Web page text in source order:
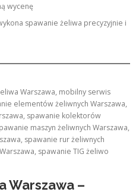
wycenę
spawanie żeliwa precyzyjnie i
Warszawa, mobilny serwis
elementów żeliwnych Warszawa,
spawanie kolektorów
maszyn żeliwnych Warszawa,
spawanie rur żeliwnych
spawanie TIG żeliwo
Warszawa –